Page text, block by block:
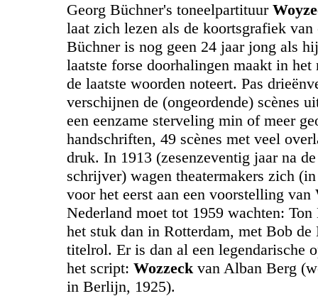
Georg Büchner's toneelpartituur
laat zich lezen als de koortsgrafiek van
Büchner is nog geen 24 jaar jong als
laatste forse doorhalingen maakt in het
de laatste woorden noteert. Pas
verschijnen de (ongeordende) scènes
een eenzame sterveling min of meer
handschriften, 49 scènes met veel
druk. In 1913 (zesenzeventig jaar na
schrijver) wagen theatermakers zich
voor het eerst aan een voorstelling van
Nederland moet tot 1959 wachten: Ton
het stuk dan in Rotterdam, met Bob de
titelrol. Er is dan al een legendarische
het script: Wozzeckvan Alban Berg
in Berlijn, 1925).